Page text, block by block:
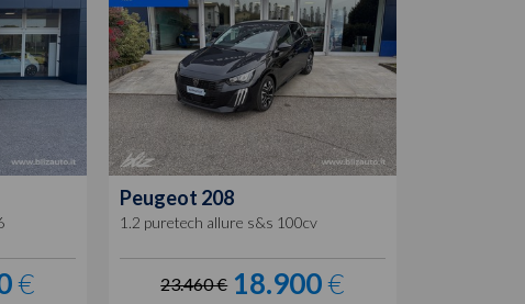
€
Peugeot 208
1.2 puretech allure s&s 100cv
23.460 € 18.900€